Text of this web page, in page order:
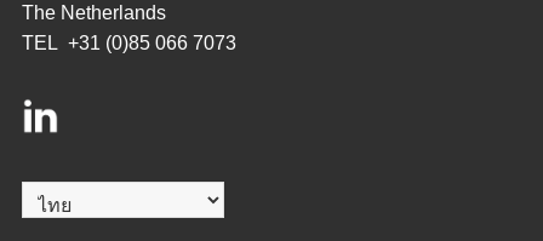
The Netherlands
TEL +31 (0)85 066 7073
Choose
a